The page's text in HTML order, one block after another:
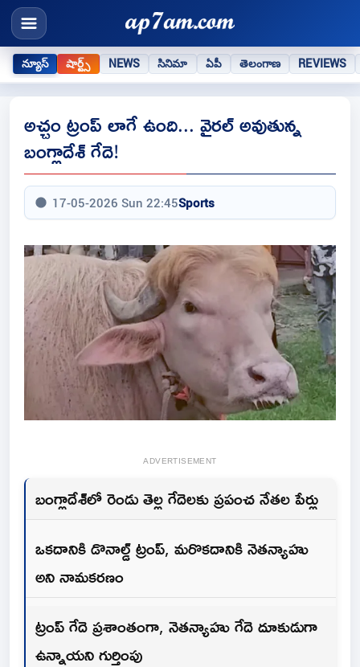
న్యూస్ షార్ట్స్ NEWS సినిమా ఏపీ తెలంగాణ REVIEWS
అచ్చం ట్రంప్ లాగే ఉంది... వైరల్ అవుతున్న
బంగ్లాదేశ్ గేదె!
17-05-2026 Sun 22:45Sports
ADVERTISEMENT
బంగ్లాదేశ్‌లో రెండు తెల్ల గేదెలకు ప్రపంచ నేతల పేర్లు
ఒకదానికి డొనాల్డ్ ట్రంప్, మరొకదానికి నెతన్యాహు
అని నామకరణం
ట్రంప్ గేదె ప్రశాంతంగా, నెతన్యాహు గేదె దూకుడుగా
ఉన్నాయని గుర్తింపు